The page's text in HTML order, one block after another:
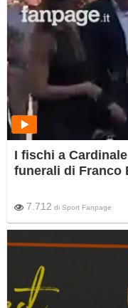
I fischi a
funerali di Franco
7.712 di Sport Fanpage